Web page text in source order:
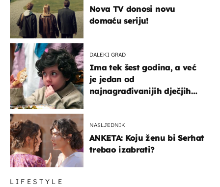
Nova TV donosi novu
domaću seriju!
DALEKI GRAD
Ima tek šest godina, a već
je jedan od
najnagrađivanijih dječjih
NASLJEDNIK
ANKETA: Koju ženu bi Serhat
trebao izabrati?
LIFESTYLE